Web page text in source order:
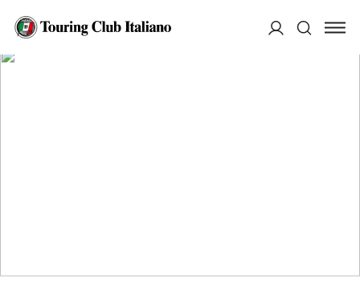
HOME
PALAZZO MOCENIGO-MUSEO DI STORIA DEL TESSUTO E DEL COSTUME